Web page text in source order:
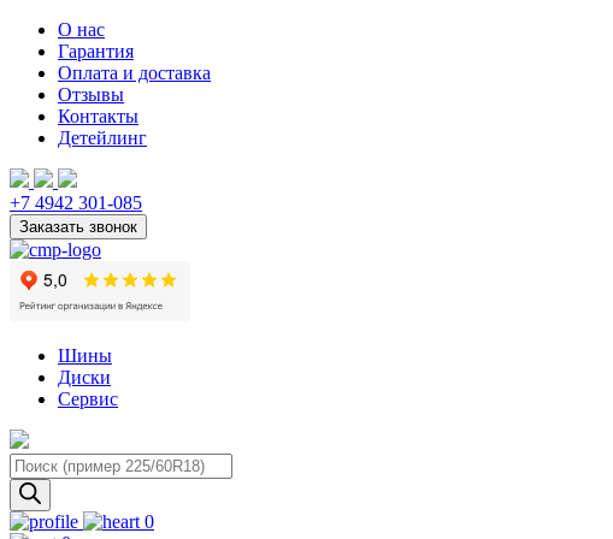
О нас
Гарантия
Оплата и доставка
Отзывы
Контакты
Детейлинг
+7 4942 301-085
Шины
Диски
Сервис
Поиск
товаров
0